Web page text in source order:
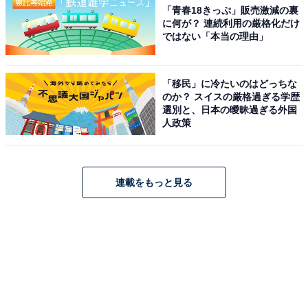
「青春18きっぷ」販売激減の裏
に何が？ 連続利用の厳格化だけ
ではない「本当の理由」
「移民」に冷たいのはどっちな
のか？ スイスの厳格過ぎる学歴
選別と、日本の曖昧過ぎる外国
人政策
連載をもっと見る